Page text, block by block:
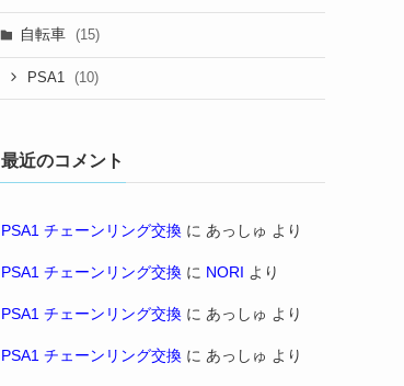
自転車 (15)
PSA1 (10)
最近のコメント
PSA1 チェーンリング交換 に あっしゅ より
PSA1 チェーンリング交換 に NORI より
PSA1 チェーンリング交換 に あっしゅ より
PSA1 チェーンリング交換 に あっしゅ より